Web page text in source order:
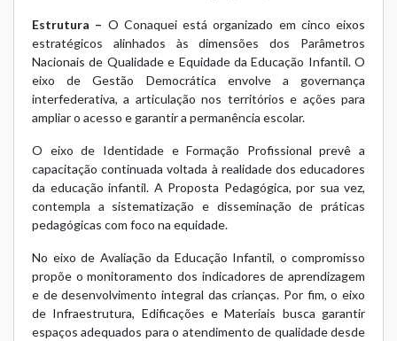
Estrutura – O Conaquei está organizado em cinco eixos
estratégicos alinhados às dimensões dos Parâmetros
Nacionais de Qualidade e Equidade da Educação Infantil. O
eixo de Gestão Democrática envolve a governança
interfederativa, a articulação nos territórios e ações para
ampliar o acesso e garantir a permanência escolar.
O eixo de Identidade e Formação Profissional prevê a
capacitação continuada voltada à realidade dos educadores
da educação infantil. A Proposta Pedagógica, por sua vez,
contempla a sistematização e disseminação de práticas
pedagógicas com foco na equidade.
No eixo de Avaliação da Educação Infantil, o compromisso
propõe o monitoramento dos indicadores de aprendizagem
e de desenvolvimento integral das crianças. Por fim, o eixo
de Infraestrutura, Edificações e Materiais busca garantir
espaços adequados para o atendimento de qualidade desde